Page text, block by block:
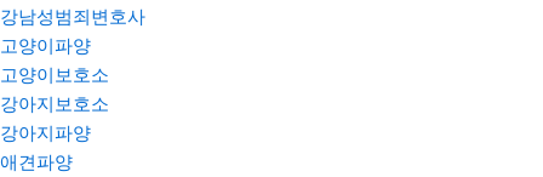
강남성범죄변호사
고양이파양
고양이보호소
강아지보호소
강아지파양
애견파양